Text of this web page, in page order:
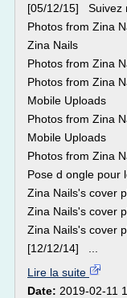
[05/12/15] Suivez
Photos from Zina
Zina Nails
Photos from Zina
Photos from Zina
Mobile Uploads
Photos from Zina
Mobile Uploads
Photos from Zina
Pose d ongle pour
Zina Nails's cover
Zina Nails's cover
Zina Nails's cover
[12/12/14] ...
Lire la suite
Date: 2019-02-11